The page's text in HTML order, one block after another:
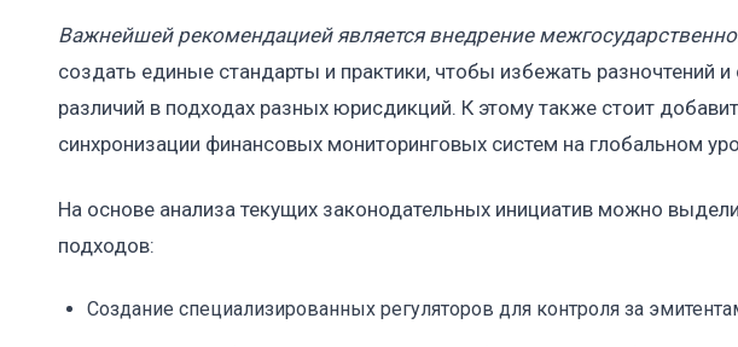
Важнейшей рекомендацией является внедрение
создать единые стандарты и практики, чтобы избежать разночтений
различий в подходах разных юрисдикций. К этому также стоит
синхронизации финансовых мониторинговых систем на глобальном
На основе анализа текущих законодательных инициатив можно
подходов:
Создание специализированных регуляторов для контроля за